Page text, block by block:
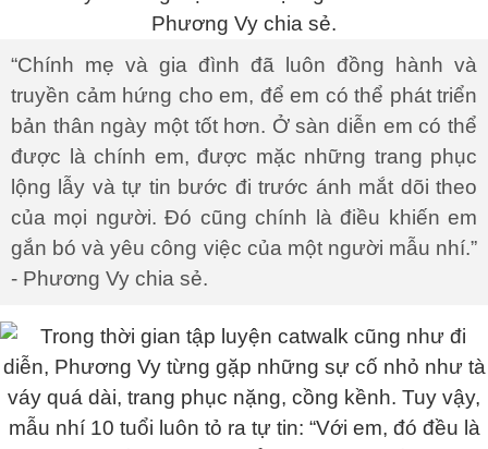
“Chính mẹ và gia đình đã luôn đồng hành và
truyền cảm hứng cho em, để em có thể phát triển
bản thân ngày một tốt hơn. Ở sàn diễn em có thể
được là chính em, được mặc những trang phục
lộng lẫy và tự tin bước đi trước ánh mắt dõi theo
của mọi người. Đó cũng chính là điều khiến em
gắn bó và yêu công việc của một người mẫu nhí.”
- Phương Vy chia sẻ.